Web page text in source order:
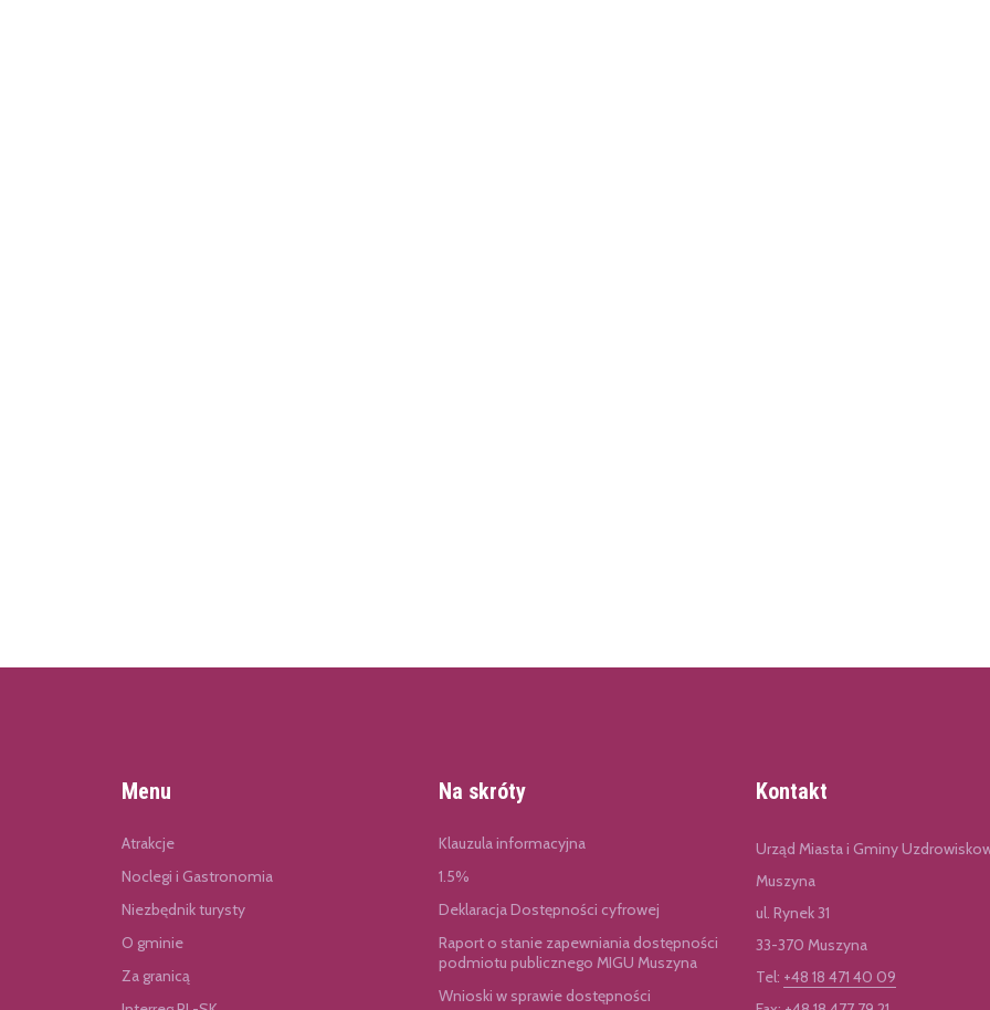
Menu
Atrakcje
Noclegi i Gastronomia
Niezbędnik turysty
O gminie
Za granicą
Na skróty
Klauzula informacyjna
1.5%
Deklaracja Dostępności cyfrowej
Raport o stanie zapewniania dostępności
podmiotu publicznego MIGU Muszyna
Wnioski w sprawie dostępności
Kontakt
Urząd Miasta i Gminy
Muszyna
ul. Rynek 31
33-370 Muszyna
Tel: +48 18 471 40 09